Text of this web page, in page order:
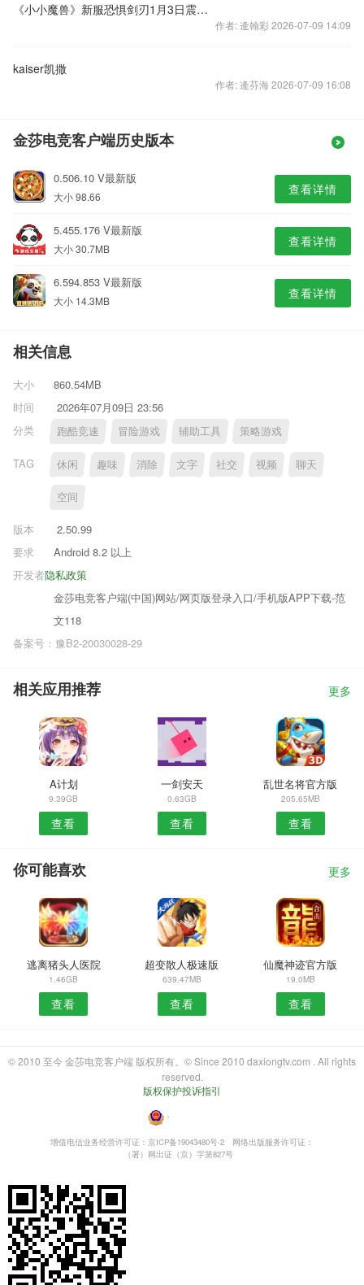
《小小魔兽》新服恐惧剑刃1月3日震撼开启
作者: 逄翰彩 2026-07-09 14:09
kaiser凯撒
作者: 逄芬海 2026-07-09 16:08
金莎电竞客户端历史版本
0.506.10 V最新版
大小 98.66 查看详情
5.455.176 V最新版
大小 30.7MB 查看详情
6.594.853 V最新版
大小 14.3MB 查看详情
相关信息
大小
860.54MB
时间
2026年07月09日 23:56
分类
跑酷竞速 冒险游戏 辅助工具 策略游戏
TAG 休闲 趣味 消除 文字 社交 视频 聊天
空间
版本
2.50.99
要求
Android 8.2 以上
隐私政策
开发者
金莎电竞客户端(中国)网站/网页版登录入口/手机版APP下载-范
文118
备案号：豫B2-20030028-29
相关应用推荐 更多
A计划
9.39GB
查看
一剑安天
0.63GB
查看
乱世名将官方版
205.65MB
查看
你可能喜欢 更多
逃离猪头人医院
1.46GB
查看
超变散人极速版
639.47MB
查看
仙魔神迹官方版
19.0MB
查看
© 2010 至今 金莎电竞客户端 版权所有。© Since 2010 daxiongtv.com . All rights
reserved.
版权保护投诉指引
・
增值电信业务经营许可证：京ICP备19043480号-2
网络出版服务许可证：
（署）网出证（京）字第827号